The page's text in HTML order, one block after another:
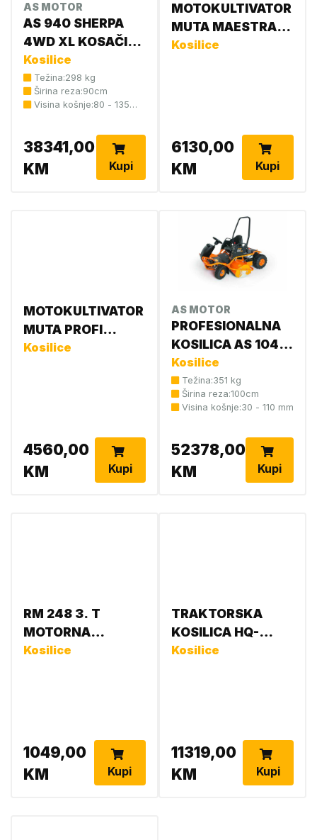
AS MOTOR
AS 940 SHERPA
4WD XL KOSAČICE
SA SJEDIŠTEM
SHERPA
Kosilice
Težina:298 kg
Širina reza:90cm
Visina košnje:80 - 135
38341,00
KM
Kupi
MOTOKULTIVATOR
MUTA MAESTRAL
PTO AM188
Kosilice
6130,00
KM
Kupi
MOTOKULTIVATOR
MUTA PROFI
AM186 CLASSIC
Kosilice
4560,00
KM
Kupi
AS MOTOR
PROFESIONALNA
KOSILICA AS 1040
4WD XL
G90400103
Kosilice
Težina:351 kg
Širina reza:100cm
Visina košnje:30 - 110 mm
52378,00
KM
Kupi
RM 248 3. T
MOTORNA
KOSILICA WB21 011
Kosilice
1049,00
KM
Kupi
TRAKTORSKA
KOSILICA HQ-
TRAKTOR TC220T
Kosilice
11319,00
KM
Kupi